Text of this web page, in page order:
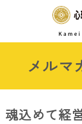
メルマ
魂込めて経